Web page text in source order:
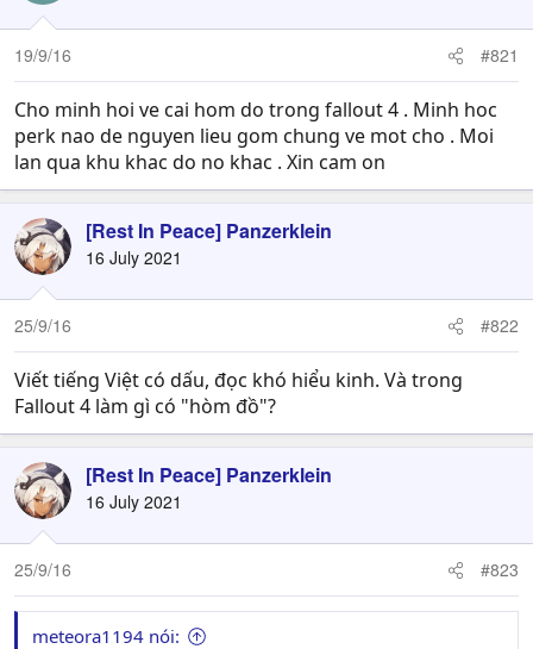
t
a
e
r
19/9/16 #821
Cho minh hoi ve cai hom do trong fallout 4 . Minh hoc
perk nao de nguyen lieu gom chung ve mot cho . Moi
lan qua khu khac do no khac . Xin cam on
[Rest In Peace] Panzerklein
16 July 2021
25/9/16 #822
Viết tiếng Việt có dấu, đọc khó hiểu kinh. Và trong
Fallout 4 làm gì có "hòm đồ"?
[Rest In Peace] Panzerklein
16 July 2021
25/9/16 #823
meteora1194 nói: